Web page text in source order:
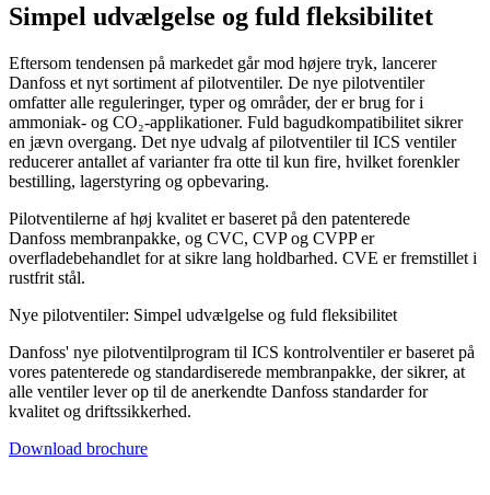
Simpel udvælgelse og fuld fleksibilitet
Eftersom tendensen på markedet går mod højere tryk, lancerer
Danfoss et nyt sortiment af pilotventiler. De nye pilotventiler
omfatter alle reguleringer, typer og områder, der er brug for i
ammoniak- og CO₂-applikationer. Fuld bagudkompatibilitet sikrer
en jævn overgang. Det nye udvalg af pilotventiler til ICS ventiler
reducerer antallet af varianter fra otte til kun fire, hvilket forenkler
bestilling, lagerstyring og opbevaring.
Pilotventilerne af høj kvalitet er baseret på den patenterede
Danfoss membranpakke, og CVC, CVP og CVPP er
overfladebehandlet for at sikre lang holdbarhed. CVE er fremstillet i
rustfrit stål.
Nye pilotventiler: Simpel udvælgelse og fuld fleksibilitet
Danfoss' nye pilotventilprogram til ICS kontrolventiler er baseret på
vores patenterede og standardiserede membranpakke, der sikrer, at
alle ventiler lever op til de anerkendte Danfoss standarder for
kvalitet og driftssikkerhed.
Download brochure